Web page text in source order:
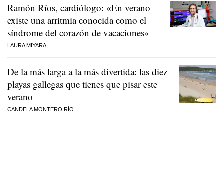
Ramón Ríos, cardiólogo: «En verano
existe una arritmia conocida como el
síndrome del corazón de vacaciones»
LAURA MIYARA
De la más larga a la más divertida: las diez
playas gallegas que tienes que pisar este
verano
CANDELA MONTERO RÍO